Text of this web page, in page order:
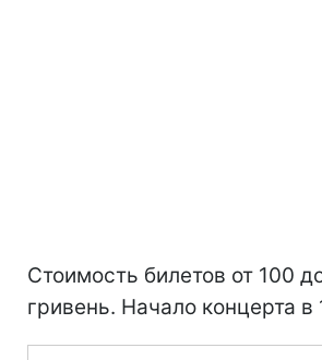
Стоимость билетов от 100
гривень. Начало концерта в